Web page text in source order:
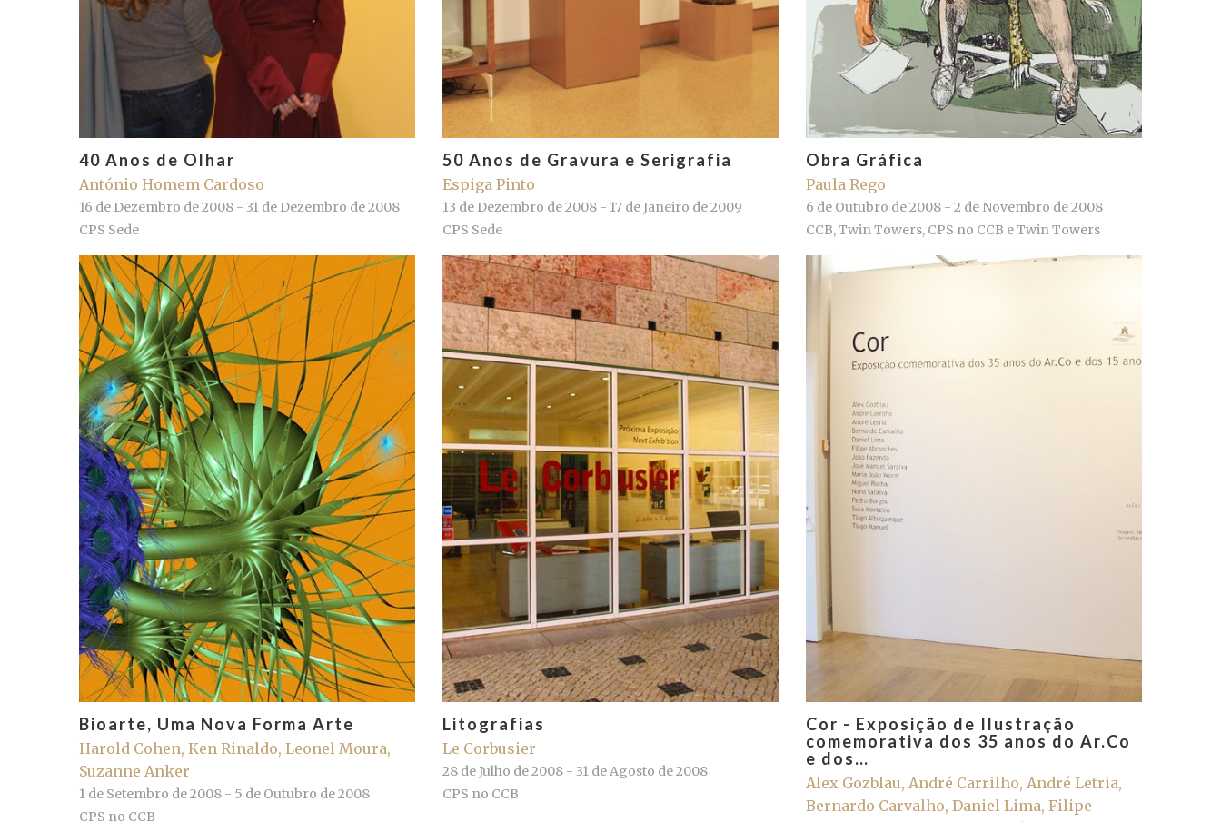
40 Anos de Olhar
António Homem Cardoso
16 de Dezembro de 2008 - 31 de Dezembro de 2008
CPS Sede
50 Anos de Gravura e Serigrafia
Espiga Pinto
13 de Dezembro de 2008 - 17 de Janeiro de 2009
CPS Sede
Obra Gráfica
Paula Rego
6 de Outubro de 2008 - 2 de Novembro de 2008
CCB, Twin Towers, CPS no CCB e Twin Towers
Bioarte, Uma Nova Forma Arte
Harold Cohen, Ken Rinaldo, Leonel Moura,
Suzanne Anker
1 de Setembro de 2008 - 5 de Outubro de 2008
CPS no CCB
Litografias
Le Corbusier
28 de Julho de 2008 - 31 de Agosto de 2008
CPS no CCB
Cor - Exposição de Ilustração
comemorativa dos 35 anos do Ar.Co
e dos…
Alex Gozblau, André Carrilho, André Letria,
Bernardo Carvalho, Daniel Lima, Filipe